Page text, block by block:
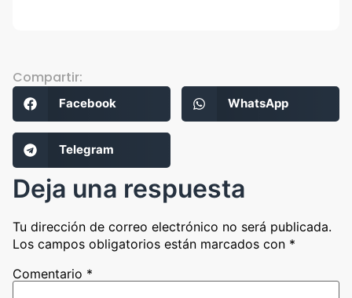
Compartir:
Facebook WhatsApp
Telegram
Deja una respuesta
Tu dirección de correo electrónico no será publicada.
Los campos obligatorios están marcados con *
Comentario *